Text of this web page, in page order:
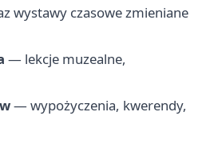
wystawy czasowe zmieniane
— lekcje muzealne,
— wypożyczenia, kwerendy,